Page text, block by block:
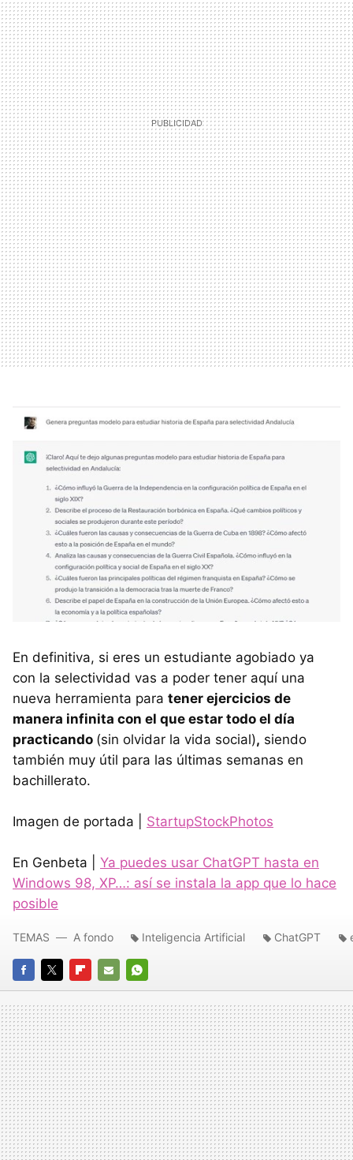
En definitiva, si eres un estudiante agobiado ya
con la selectividad vas a poder tener aquí una
nueva herramienta para tener ejercicios de
manera infinita con el que estar todo el día
practicando (sin olvidar la vida social), siendo
también muy útil para las últimas semanas en
bachillerato.
Imagen de portada | StartupStockPhotos
En Genbeta | Ya puedes usar ChatGPT hasta en
Windows 98, XP…: así se instala la app que lo hace
posible
FACEBOOK
TWITTERFLIPBOARD
E-
MAIL
WHATSAPP
TEMAS A fondo Inteligencia Artificial ChatGPT